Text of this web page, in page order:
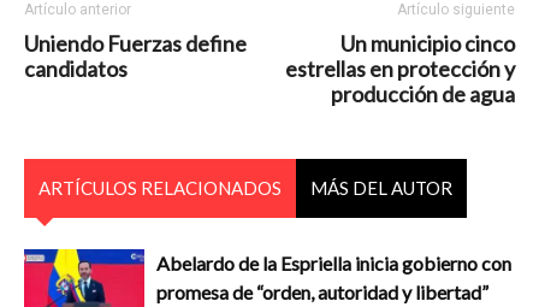
Artículo anterior
Uniendo Fuerzas define
candidatos
Artículo siguiente
Un municipio cinco
estrellas en protección y
producción de agua
ARTÍCULOS RELACIONADOS MÁS DEL AUTOR
Abelardo de la Espriella inicia gobierno con
promesa de “orden, autoridad y libertad”